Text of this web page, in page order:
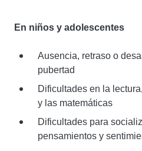
En niños y adolescentes
Ausencia, retraso o
pubertad
Dificultades en la
y las matemáticas
Dificultades para
pensamientos y